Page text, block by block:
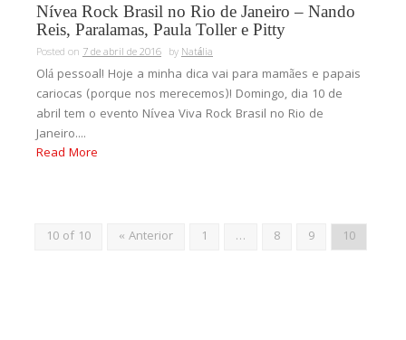
Nívea Rock Brasil no Rio de Janeiro – Nando
Reis, Paralamas, Paula Toller e Pitty
Posted on 7 de abril de 2016 byNatália
Olá pessoal! Hoje a minha dica vai para mamães e papais
cariocas (porque nos merecemos)! Domingo, dia 10 de
abril tem o evento Nívea Viva Rock Brasil no Rio de
Janeiro....
Read More
10 of 10 « Anterior 1 … 8 9 10